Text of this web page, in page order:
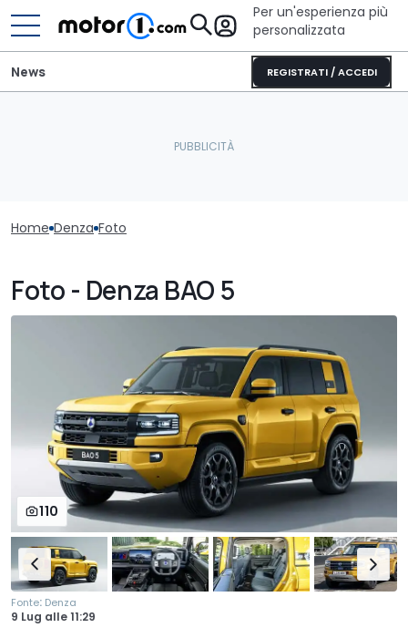
Per un'esperienza più
personalizzata
REGISTRATI / ACCEDI
News
Home Denza Foto
Foto - Denza BAO 5
110
Fonte: Denza
9 Lug alle11:29